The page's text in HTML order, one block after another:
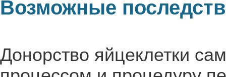
Возможные
Донорство яйцеклетки